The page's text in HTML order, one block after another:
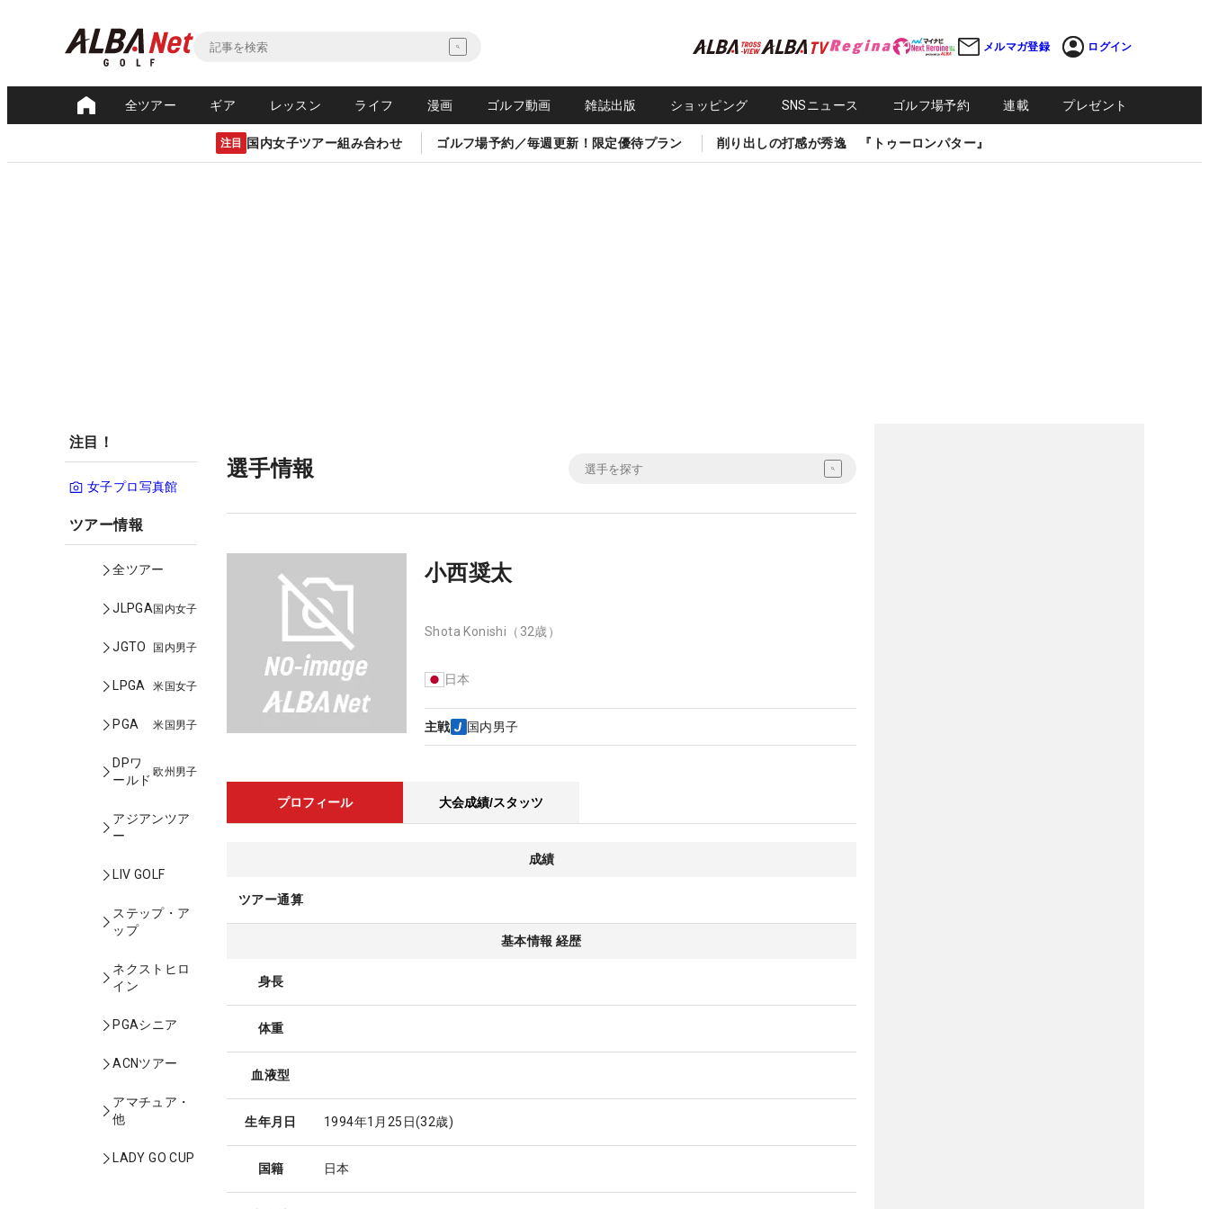
メルマガ登録 ログイン
全ツアー ギア レッスン ライフ 漫画 ゴルフ動画 雑誌出版 ショッピング SNSニュース ゴルフ場予約 連載 プレゼント
注目 国内女子ツアー組み合わせ ゴルフ場予約／毎週更新！限定優待プラン 削り出しの打感が秀逸 『トゥーロンパター』
注目！
女子プロ写真館
ツアー情報
全ツアー
JLPGA国内女子
JGTO 国内男子
LPGA 米国女子
PGA 米国男子
DPワ
ールド
欧州男子
アジアンツア
ー
LIV GOLF
ステップ・ア
ップ
ネクストヒロ
イン
PGAシニア
ACNツアー
アマチュア・
他
LADY GO CUP
選手情報
小西奨太
Shota Konishi （32歳）
日本
主戦 国内男子
プロフィール 大会成績/スタッツ
成績
ツアー通算
基本情報 経歴
身長
体重
血液型
生年月日 1994年1月25日(32歳)
国籍 日本